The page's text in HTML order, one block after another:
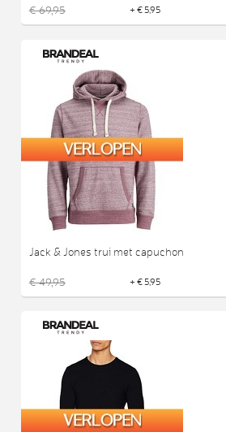
€ 69,95 + € 5,95
Jack & Jones trui met capuchon
€ 49,95 + € 5,95